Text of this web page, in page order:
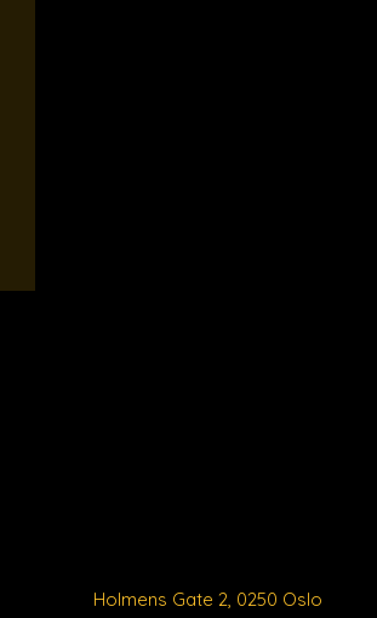
Holmens Gate 2, 0250 Oslo